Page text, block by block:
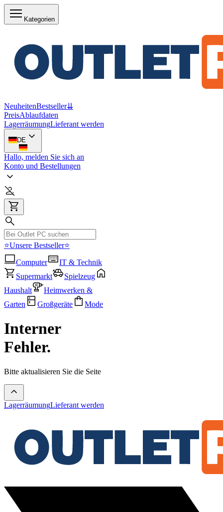
Kategorien
NeuheitenBestseller⇊
PreisAblaufdaten
LagerräumungLieferant werden
DE
Hallo, melden Sie sich an
Konto und Bestellungen
⭐Unsere Bestseller⭐
Computer
IT & Technik
Supermarkt
Spielzeug
Haushalt
Heimwerken &
Garten
Großgeräte Mode
Interner
Fehler.
Bitte aktualisieren Sie die Seite
LagerräumungLieferant werden